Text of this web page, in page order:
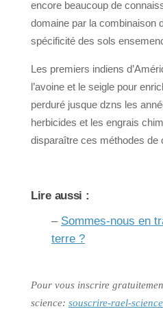
encore beaucoup de
domaine par la combinaison
spécificité des sols
Les premiers indiens
l’avoine et le seigle pour
perduré jusque dzns les
herbicides et les engrais
disparaître ces méthodes de
Lire aussi :
– Sommes-nous en
terre ?
Pour vous inscrire
science: souscrire-rael-